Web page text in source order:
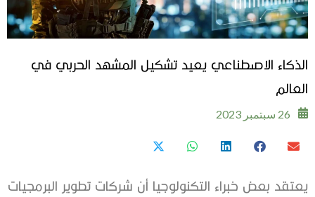
الذكاء الاصطناعي يعيد تشكيل المشهد الحربي في
العالم
26 سبتمبر 2023
يعتقد بعض خبراء التكنولوجيا أن شركات تطوير البرمجيات